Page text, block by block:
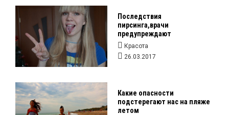
Последствия
пирсинга,врачи
предупреждают
Красота
26.03.2017
Какие опасности
подстерегают нас на пляже
летом